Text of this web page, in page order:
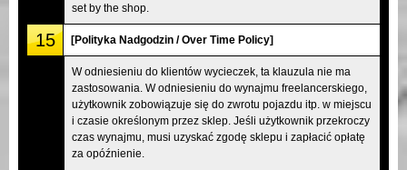
set by the shop.
15 [Polityka Nadgodzin / Over Time Policy]
W odniesieniu do klientów wycieczek, ta klauzula nie ma
zastosowania. W odniesieniu do wynajmu freelancerskiego,
użytkownik zobowiązuje się do zwrotu pojazdu itp. w miejscu
i czasie określonym przez sklep. Jeśli użytkownik przekroczy
czas wynajmu, musi uzyskać zgodę sklepu i zapłacić opłatę
za opóźnienie.